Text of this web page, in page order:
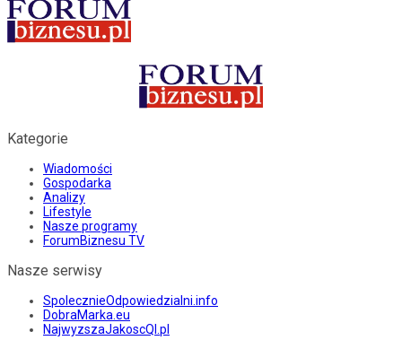
Kategorie
Wiadomości
Gospodarka
Analizy
Lifestyle
Nasze programy
ForumBiznesu TV
Nasze serwisy
SpolecznieOdpowiedzialni.info
DobraMarka.eu
NajwyzszaJakoscQI.pl